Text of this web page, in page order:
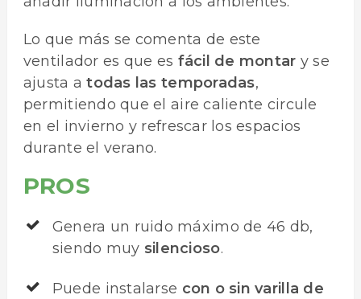
Lo que más se comenta de este
ventilador es que es fácil de montar y se
ajusta atodas las temporadas,
permitiendo que el aire caliente circule
en el invierno y refrescar los espacios
durante el verano.
PROS
Genera un ruido máximo de 46 db,
siendo muy silencioso.
Puede instalarse con o sin varilla de